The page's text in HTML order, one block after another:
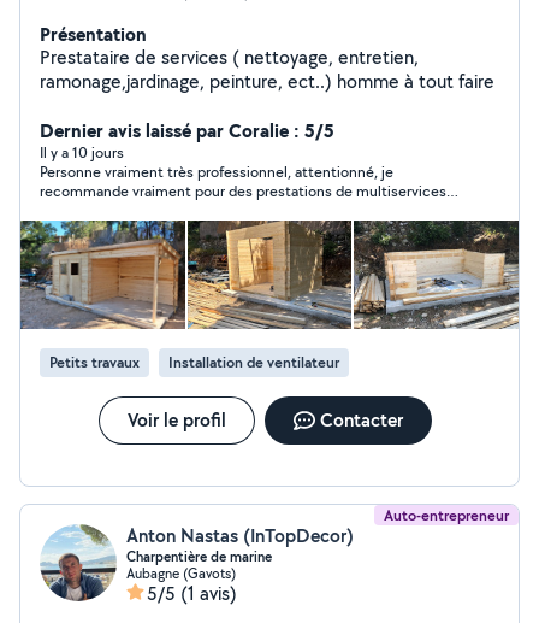
Présentation
Prestataire de services ( nettoyage, entretien,
ramonage,jardinage, peinture, ect..) homme à tout faire
Dernier avis laissé par Coralie : 5/5
Il y a 10 jours
Personne vraiment très professionnel, attentionné, je
recommande vraiment pour des prestations de multiservices
Petits travaux Installation de ventilateur
Voir le profil Contacter
Auto-entrepreneur
Anton Nastas (InTopDecor)
Charpentière de marine
Aubagne (Gavots)
5/5 (1 avis)